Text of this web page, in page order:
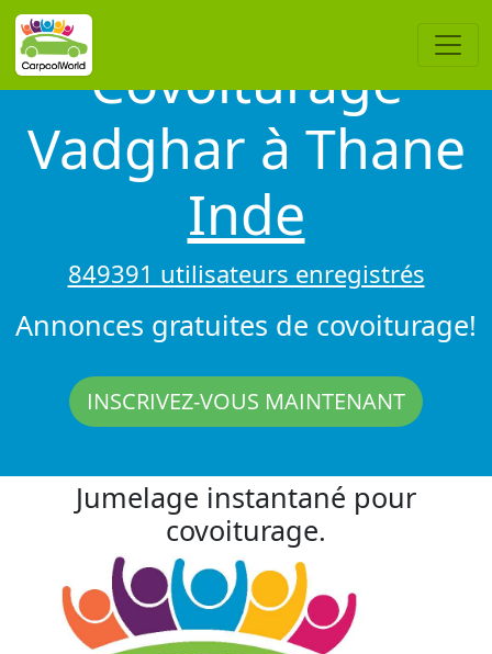
Covoiturage
Vadghar à Thane
Inde
849391 utilisateurs enregistrés
Annonces gratuites de covoiturage!
INSCRIVEZ-VOUS MAINTENANT
Jumelage instantané pour
covoiturage.